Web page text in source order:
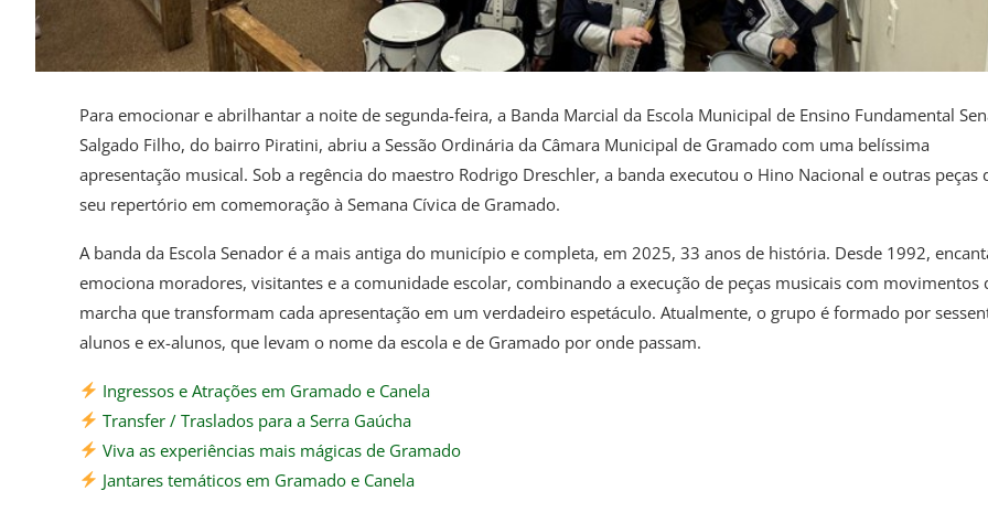
Para emocionar e abrilhantar a noite de segunda-feira, a Banda Marcial da Escola Municipal de Ensino Fundamental
Salgado Filho, do bairro Piratini, abriu a Sessão Ordinária da Câmara Municipal de Gramado com uma belíssima
apresentação musical. Sob a regência do maestro Rodrigo Dreschler, a banda executou o Hino Nacional e outras peças
seu repertório em comemoração à Semana Cívica de Gramado.
A banda da Escola Senador é a mais antiga do município e completa, em 2025, 33 anos de história. Desde 1992,
emociona moradores, visitantes e a comunidade escolar, combinando a execução de peças musicais com movimentos
marcha que transformam cada apresentação em um verdadeiro espetáculo. Atualmente, o grupo é formado por
alunos e ex-alunos, que levam o nome da escola e de Gramado por onde passam.
Ingressos e Atrações em Gramado e Canela
Transfer / Traslados para a Serra Gaúcha
Viva as experiências mais mágicas de Gramado
Jantares temáticos em Gramado e Canela